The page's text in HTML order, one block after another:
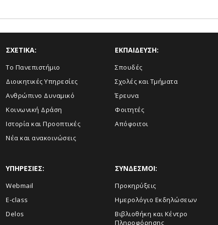
ΣΧΕΤΙΚΑ:
Το Πανεπιστήμιο
Διοικητικές Υπηρεσίες
Ανθρώπινο Δυναμικό
Κοινωνική Δράση
Ιστορία και Προοπτικές
Νέα και ανακοινώσεις
ΕΚΠΑΙΔΕΥΣΗ:
Σπουδές
Σχολές και Τμήματα
Έρευνα
Φοιτητές
Απόφοιτοι
ΥΠΗΡΕΣΙΕΣ:
Webmail
E-class
Delos
ΣΥΝΔΕΣΜΟΙ:
Προκηρύξεις
Ημερολόγιο Εκδηλώσεων
Βιβλιοθήκη και Κέντρο
Πληροφόρησης